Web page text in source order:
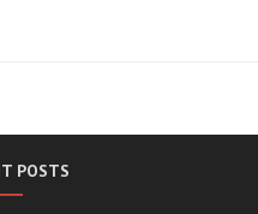
POSTS